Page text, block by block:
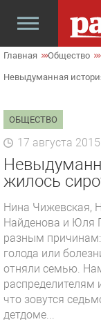
Главная Общество
Невыдуманная
ОБЩЕСТВО
17 августа
жилось
Нина Чижевская,
Найденова и Юля
разным причинам:
голода или
отняли семью.
что зовутся
детдоме...